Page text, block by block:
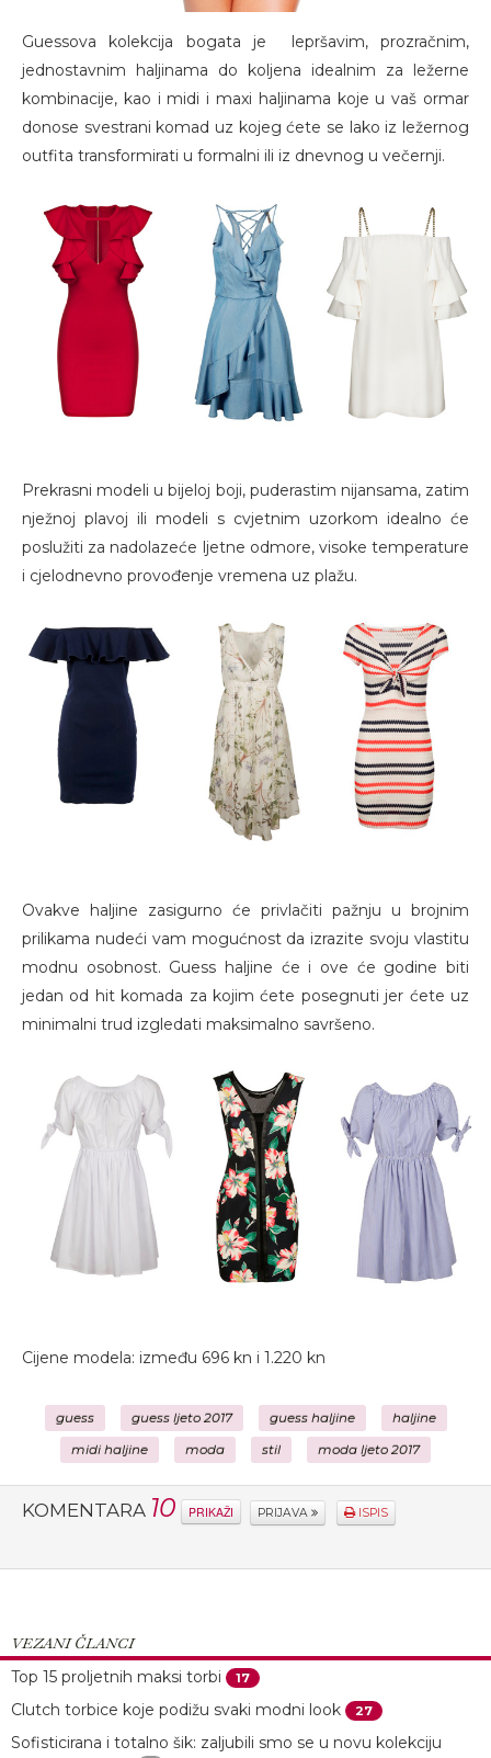
Guessova kolekcija bogata je lepršavim, prozračnim,
jednostavnim haljinama do koljena idealnim za ležerne
kombinacije, kao i midi i maxi haljinama koje u vaš ormar
donose svestrani komad uz kojeg ćete se lako iz ležernog
outfita transformirati u formalni ili iz dnevnog u večernji.
Prekrasni modeli u bijeloj boji, puderastim nijansama, zatim
nježnoj plavoj ili modeli s cvjetnim uzorkom idealno će
poslužiti za nadolazeće ljetne odmore, visoke temperature
i cjelodnevno provođenje vremena uz plažu.
Ovakve haljine zasigurno će privlačiti pažnju u brojnim
prilikama nudeći vam mogućnost da izrazite svoju vlastitu
modnu osobnost. Guess haljine će i ove će godine biti
jedan od hit komada za kojim ćete posegnuti jer ćete uz
minimalni trud izgledati maksimalno savršeno.
Cijene modela: između 696 kn i 1.220 kn
guess guess ljeto 2017 guess haljine haljine
midi haljine moda stil moda ljeto 2017
KOMENTARA 10 PRIKAŽI PRIJAVA ISPIS
VEZANI ČLANCI
Top 15 proljetnih maksi torbi
17
Clutch torbice koje podižu svaki modni look 27
Sofisticirana i totalno šik: zaljubili smo se u novu kolekciju